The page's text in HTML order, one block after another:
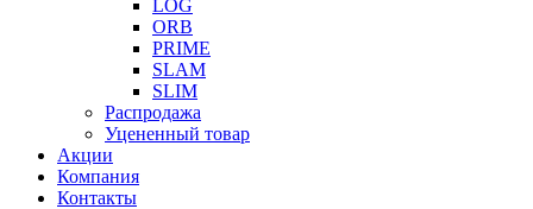
LOG
ORB
PRIME
SLAM
SLIM
Распродажа
Уцененный товар
Акции
Компания
Контакты